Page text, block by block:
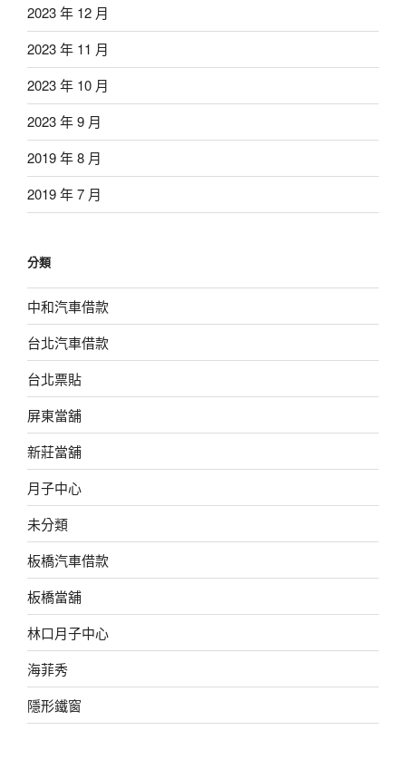
2023 年 12 月
2023 年 11 月
2023 年 10 月
2023 年 9 月
2019 年 8 月
2019 年 7 月
分類
中和汽車借款
台北汽車借款
台北票貼
屏東當舖
新莊當舖
月子中心
未分類
板橋汽車借款
板橋當舖
林口月子中心
海菲秀
隱形鐵窗